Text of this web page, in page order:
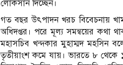
লোকসান দিচ্ছেন।
গত বছর উৎপাদন খরচ বিবেচনায়
অধিদপ্তর। পরে মূল্য সমন্বয়ের কথা
মহাসচিব খন্দকার মুহাম্মদ মহসিন
তৃতীয়াংশ কমে যায়। ভারতে ৮ থেকে